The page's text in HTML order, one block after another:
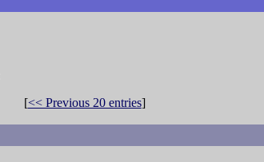
[<< Previous 20 entries]